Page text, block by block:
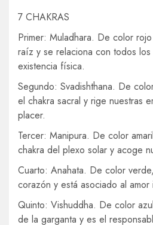
7 CHAKRAS
Primer: Muladhara. De color
raíz y se relaciona con todos
existencia física.
Segundo: Svadishthana. De
el chakra sacral y rige nuestras
placer.
Tercer: Manipura. De color
chakra del plexo solar y acoge
Cuarto: Anahata. De color
corazón y está asociado al amor
Quinto: Vishuddha. De color
de la garganta y es el